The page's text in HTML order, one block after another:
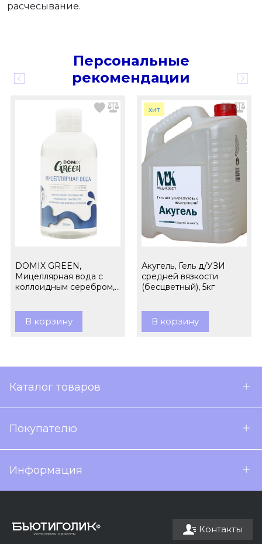
расчесывание.
Персональные
рекомендации
DOMIX GREEN,
Мицеллярная вода с
коллоидным серебром,
В корзину
хит
Акугель, Гель д/УЗИ
средней вязкости
(бесцветный), 5кг
В корзину
Каталог товаров
Покупателю
Информация
Контакты